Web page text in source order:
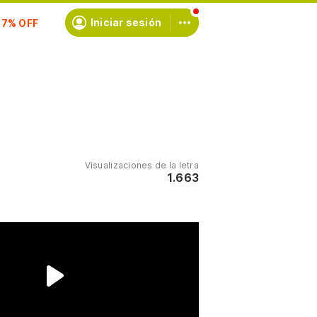
Iniciar sesión
Visualizaciones de la letra
1.663